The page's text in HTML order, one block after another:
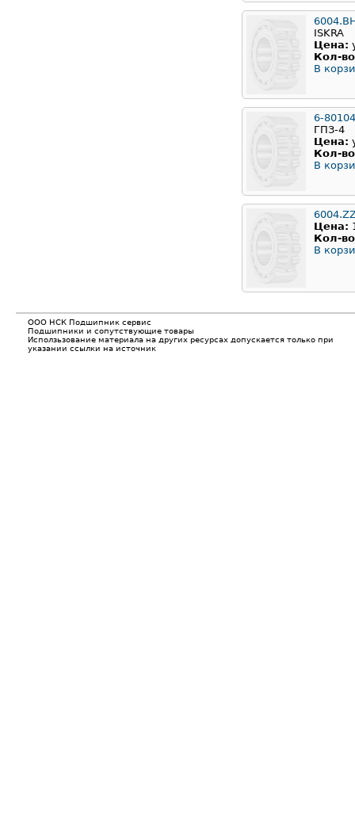
ISKRA
Цена:
Кол-
В
6-
ГПЗ-4
Цена:
Кол-
В
Цена:
Кол-
В
ООО НСК Подшипник сервис
Подшипники и сопутствующие товары
Исползьзование материала на других ресурсах допускается только при
указании ссылки на источник